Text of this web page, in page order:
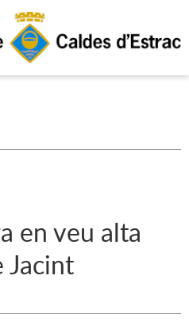
en veu alta
Jacint